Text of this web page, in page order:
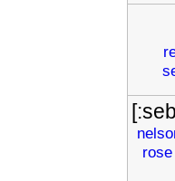
rose